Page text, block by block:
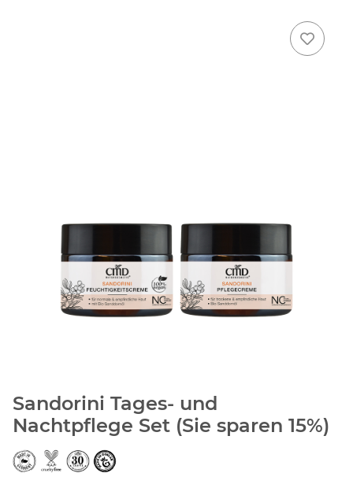
Sandorini Tages- und
Nachtpflege Set (Sie sparen 15%)